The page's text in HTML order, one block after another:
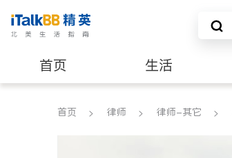
首页 生活
养老 非盈利组织
首页 律师 律师-其它